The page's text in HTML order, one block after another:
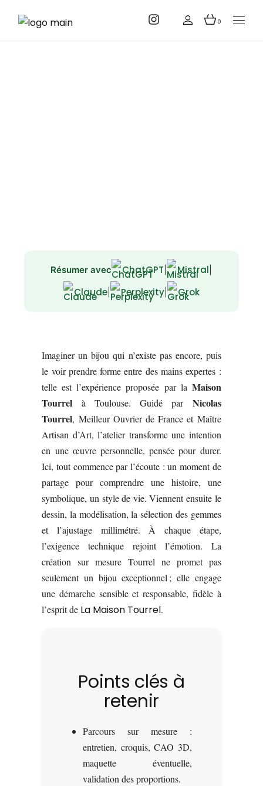
0
Création de
Résumer avec ChatGPT | Mistral
Claude| Perplexity| Grok
Imaginer un bijou qui n’existe pas encore, puis
le voir prendre forme entre des mains expertes :
telle est l’expérience proposée par la Maison
Tourrel à Toulouse. Guidé par Nicolas
Tourrel, Meilleur Ouvrier de France et Maître
Artisan d’Art, l’atelier transforme une intention
en une œuvre personnelle, pensée pour durer.
Ici, tout commence par l’écoute : un moment de
partage pour comprendre une histoire, une
symbolique, un style de vie. Viennent ensuite le
dessin, la modélisation, la sélection des gemmes
et l’ajustage millimétré. À chaque étape,
l’exigence technique rejoint l’émotion. La
création sur mesure Tourrel ne promet pas
seulement un bijou exceptionnel ; elle engage
une démarche sensible et responsable, fidèle à
l’esprit de La Maison Tourrel.
Points clés à
retenir
Parcours sur mesure :
entretien, croquis, CAO 3D,
maquette éventuelle,
validation des proportions.